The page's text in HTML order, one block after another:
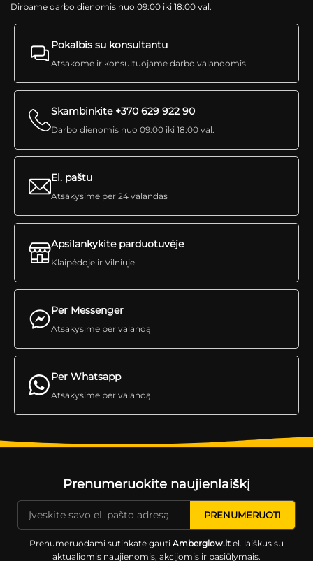
Dirbame darbo dienomis nuo 09:00 iki 18:00 val.
Pokalbis su konsultantu
Atsakome ir konsultuojame darbo valandomis
Skambinkite +370 629 922 90
Darbo dienomis nuo 09:00 iki 18:00 val.
Per Messenger
Atsakysime per valandą
El. paštu
Atsakysime per 24 valandas
Apsilankykite parduotuvėje
Klaipėdoje ir Vilniuje
Per Whatsapp
Atsakysime per valandą
Prenumeruokite naujienlaiškį
Prenumeruodami sutinkate gauti Amberglow.ltel. laiškus su
aktualiomis naujienomis, akcijomis ir pasiūlymais.